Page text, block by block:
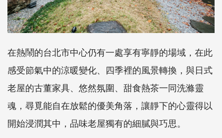
在熱鬧的台北市中心仍有一處享有寧靜的場域，在此
感受節氣中的涼暖變化、四季裡的風景轉換，與日式
老屋的古董家具、悠然氛圍、甜食熱茶一同洗滌靈
魂，尋覓能自在放鬆的優美角落，讓靜下的心靈得以
開始浸潤其中，品味老屋獨有的細膩與巧思。